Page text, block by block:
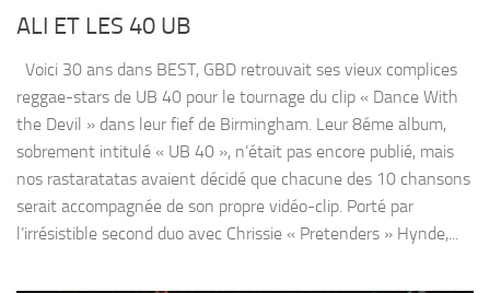
ALI ET LES 40 UB
Voici 30 ans dans BEST, GBD retrouvait ses vieux complices
reggae-stars de UB 40 pour le tournage du clip « Dance With
the Devil » dans leur fief de Birmingham. Leur 8éme album,
sobrement intitulé « UB 40 », n’était pas encore publié, mais
nos rastaratatas avaient décidé que chacune des 10 chansons
serait accompagnée de son propre vidéo-clip. Porté par
l’irrésistible second duo avec Chrissie « Pretenders » Hynde,...